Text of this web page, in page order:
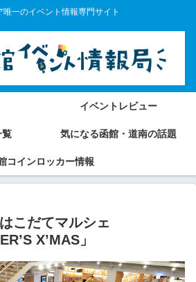
唯一のイベント情報専門サイト
イベントレビュー
覧 気になる函館・道南の話題
コインロッカー情報
こだてマルシェ
X’MAS」